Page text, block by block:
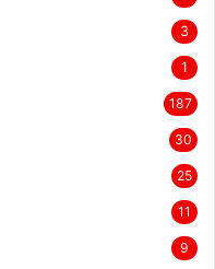
3
1
187
30
25
11
9